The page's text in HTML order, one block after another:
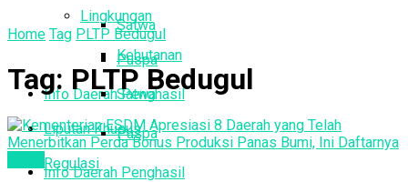
Satwa
Puspa
Info Daerah Penghasil
Liputan Khusus
Regulasi
Lingkungan
Kehutanan
Satwa
Puspa
Info Daerah Penghasil
Home Tag PLTP Bedugul
Tag: PLTP Bedugul